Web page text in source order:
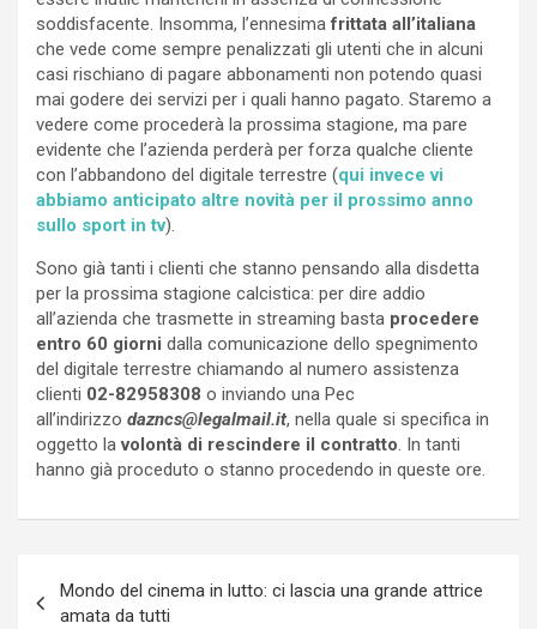
soddisfacente. Insomma, l’ennesimafrittata all’italiana
che vede come sempre penalizzati gli utenti che in alcuni
casi rischiano di pagare abbonamenti non potendo quasi
mai godere dei servizi per i quali hanno pagato. Staremo a
vedere come procederà la prossima stagione, ma pare
evidente che l’azienda perderà per forza qualche cliente
con l’abbandono del digitale terrestre (qui invece vi
abbiamo anticipato altre novità per il prossimo anno
sullo sport in tv).
Sono già tanti i clienti che stanno pensando alla disdetta
per la prossima stagione calcistica: per dire addio
all’azienda che trasmette in streaming basta procedere
entro 60 giorni dalla comunicazione dello spegnimento
del digitale terrestre chiamando al numero assistenza
clienti 02-82958308 o inviando una Pec
all’indirizzo dazncs@legalmail.it, nella quale si specifica in
oggetto lavolontà di rescindere il contratto. In tanti
hanno già proceduto o stanno procedendo in queste ore.
articoli
Mondo del cinema in lutto: ci lascia una grande attrice
amata da tutti